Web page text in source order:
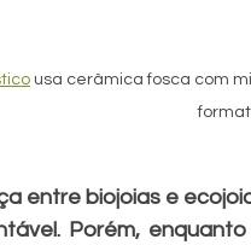
usa cerâmica fosca com
entre biojoias e
Porém,